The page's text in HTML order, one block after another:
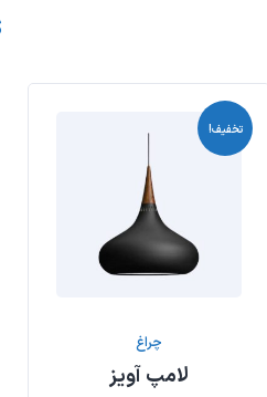
تخفیف!
چراغ
لامپ آویز